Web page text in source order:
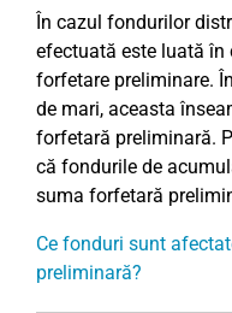
În cazul fondurilor
efectuată este luată în
forfetare preliminare.
de mari, aceasta
forfetară preliminară.
că fondurile de
suma forfetară
Ce fonduri sunt
preliminară?